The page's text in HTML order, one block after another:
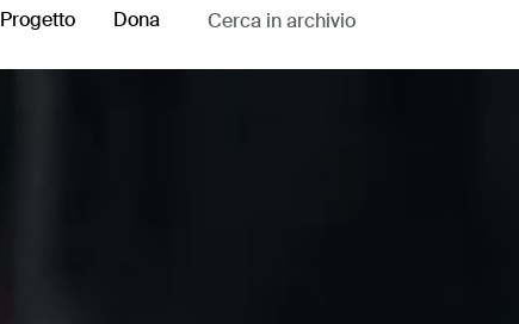
Progetto Dona